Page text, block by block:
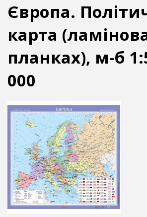
Європа.
карта
планках), м-б
000